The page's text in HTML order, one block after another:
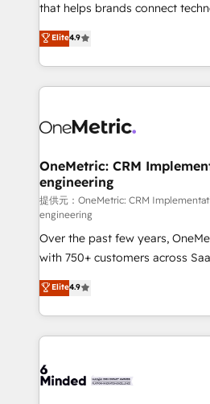
that helps brands connect
creativity to achieve
Barcelona and operating across
the UK, we support global
smarter marketing, sales, and
Iberia (Spain & Portugal), we
growth. Our multidisciplinary
that simplify complexity, boost
turn innovation into real impact. 🌍 Highlights
HubSpot Partner since 2012 •
Award: Best Integration • 150+
projects • Clients in 30+
technology for integrations •
English, Spanish, Portuguese & Italian
smarter with AI and HubSpot.
Elite4.9
OneMetric: CRM
engineering
提供元：OneMetric: CRM
engineering
Over the past few years,
with 750+ customers across
healthcare, real estate, and
150+ HubSpot-certified experts,
solutions to complex GTM and
Our Expertise 🔹 Onboarding & Implementation:
tailored to your GTM motion. 🔹 Migrations:
Elite4.9